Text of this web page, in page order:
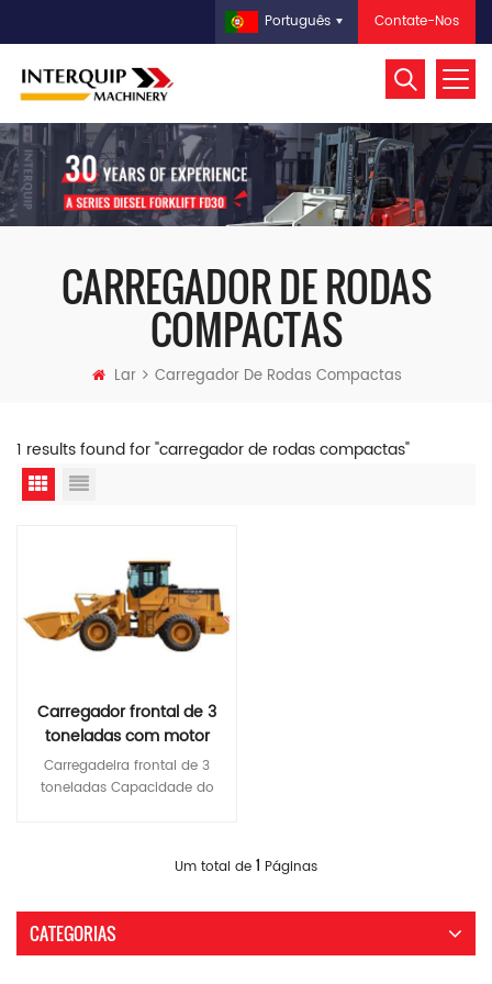
Contate-Nos
Português
CARREGADOR DE RODAS
COMPACTAS
Lar Carregador De Rodas Compactas
1 results found for "carregador de rodas compactas"
Carregador frontal de 3
toneladas com motor
diesel
Cummins/Yuchai/Weichai
Carregadeira frontal de 3
toneladas Capacidade do
Características : 1.
3.rádio, gravador de direção,
Um total de 1 Páginas
CATEGORIAS